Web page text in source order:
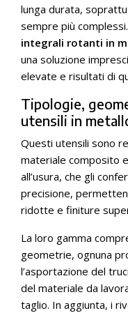
lunga durata,
sempre più
integrali rotanti in
una soluzione
elevate e risultati di
Tipologie,
utensili in
Questi utensili sono
materiale composito
all’usura, che gli
precisione,
ridotte e finiture
La loro gamma
geometrie, ognuna
l’asportazione del
del materiale da
taglio. In aggiunta, i